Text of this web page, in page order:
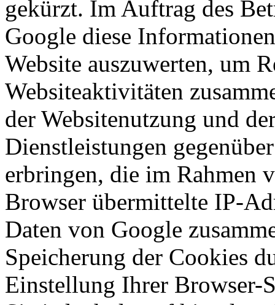
gekürzt. Im Auftrag des
Google diese
Website auszuwerten, um
Websiteaktivitäten
der Websitenutzung und
Dienstleistungen
erbringen, die im Rahmen
Browser übermittelte IP-
Daten von Google
Speicherung der Cookies
Einstellung Ihrer Browser-